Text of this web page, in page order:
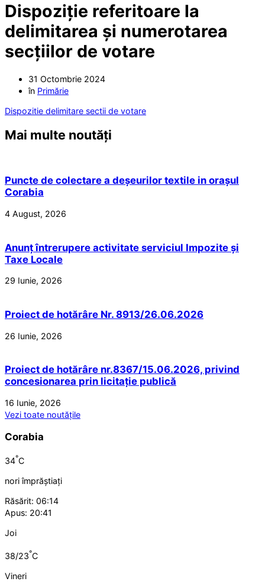
Dispoziție referitoare la
delimitarea și numerotarea
secțiilor de votare
31 Octombrie 2024
în Primărie
Dispozitie delimitare sectii de votare
Mai multe noutăți
Puncte de colectare a deșeurilor textile in orașul
Corabia
4 August, 2026
Anunț întrerupere activitate serviciul Impozite și
Taxe Locale
29 Iunie, 2026
Proiect de hotărâre Nr. 8913/26.06.2026
26 Iunie, 2026
Proiect de hotărâre nr.8367/15.06.2026, privind
concesionarea prin licitație publică
16 Iunie, 2026
Vezi toate noutățile
Corabia
34°C
nori împrăștiați
Răsărit: 06:14
Apus: 20:41
Joi
38/23°C
Vineri